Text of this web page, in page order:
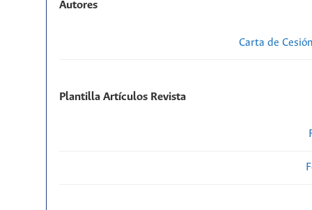
Autores
Carta de
Plantilla Artículos Revista